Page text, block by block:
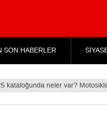
SON HABERLER
kataloğunda neler var?